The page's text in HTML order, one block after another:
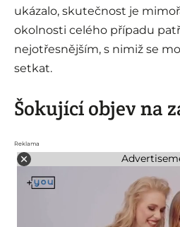
ukázalo, skutečnost je
okolnosti celého případu
nejotřesnějším, s nimiž se
setkat.
Šokující objev na
Reklama